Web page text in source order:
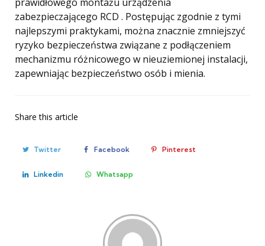
zabezpieczającego RCD . Postępując zgodnie z tymi
najlepszymi praktykami, można znacznie zmniejszyć
ryzyko bezpieczeństwa związane z podłączeniem
mechanizmu różnicowego w nieuziemionej instalacji,
zapewniając bezpieczeństwo osób i mienia.
Share this article
Twitter Facebook Pinterest
Linkedin Whatsapp